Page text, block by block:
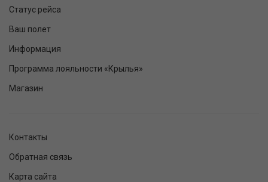
Статус рейса
Ваш полет
Информация
Программа лояльности «Крылья»
Магазин
Контакты
Обратная связь
Карта сайта